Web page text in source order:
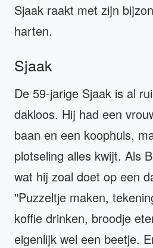
Sjaak raakt met zijn
harten.
Sjaak
De 59-jarige Sjaak is al
dakloos. Hij had een
baan en een koophuis,
plotseling alles kwijt. Als
wat hij zoal doet op een
"Puzzeltje maken,
koffie drinken, broodje
eigenlijk wel een beetje.